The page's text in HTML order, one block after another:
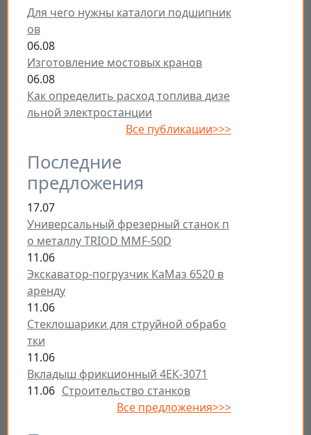
Для чего нужны каталоги подшипник
ов
06.08
Изготовление мостовых кранов
06.08
Как определить расход топлива дизе
льной электростанции
Все публикации>>>
Последние
предложения
17.07
Универсальный фрезерный станок п
о металлу TRIOD MMF-50D
11.06
Экскаватор-погрузчик КаМаз 6520 в
аренду
11.06
Стеклошарики для струйной обрабо
тки
11.06
Вкладыш фрикционный 4ЕК-3071
11.06 Строительство станков
Все предложения>>>